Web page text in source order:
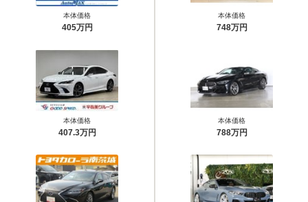
本体価格
405万円
本体価格
407.3万円
本体価格
748万円
本体価格
788万円